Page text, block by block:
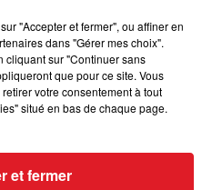
APRÈS LA...
le logement servait
"Accepter et fermer", ou affiner en
dans "Gérer mes choix".
cliquant sur "Continuer sans
que pour ce site. Vous
votre consentement à tout
situé en bas de chaque page.
et fermer